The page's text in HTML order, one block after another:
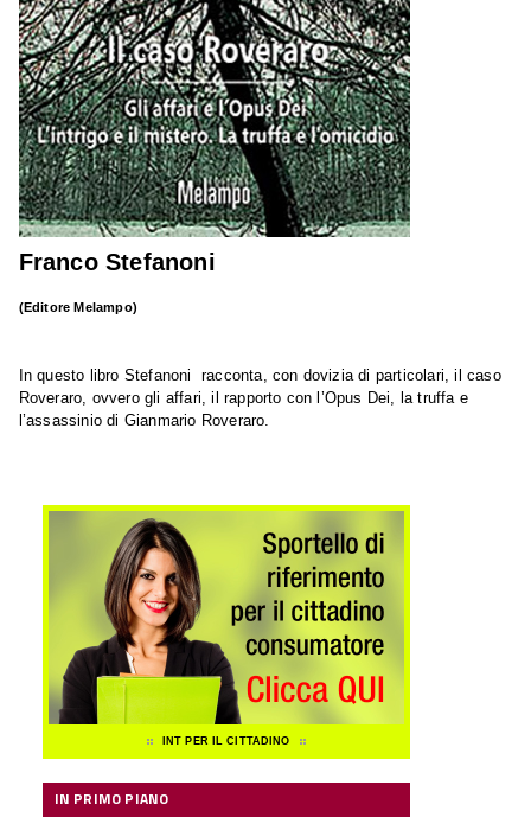
Franco Stefanoni
(Editore Melampo)
In questo libro Stefanoni racconta, con dovizia di particolari, il caso
Roveraro, ovvero gli affari, il rapporto con l’Opus Dei, la truffa e
l’assassinio di Gianmario Roveraro.
INT PER IL CITTADINO
IN PRIMO PIANO